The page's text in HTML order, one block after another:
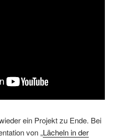
ein Projekt zu Ende. Bei
von „Lächeln in der